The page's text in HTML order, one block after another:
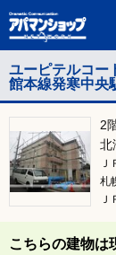
ユーピテルコー
館本線発寒中央
2
北
Ｊ
札
Ｊ
こちらの建物は